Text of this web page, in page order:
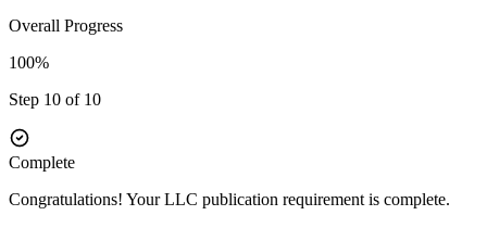
Overall Progress
100%
Step 10 of 10
Complete
Congratulations! Your LLC publication requirement is complete.